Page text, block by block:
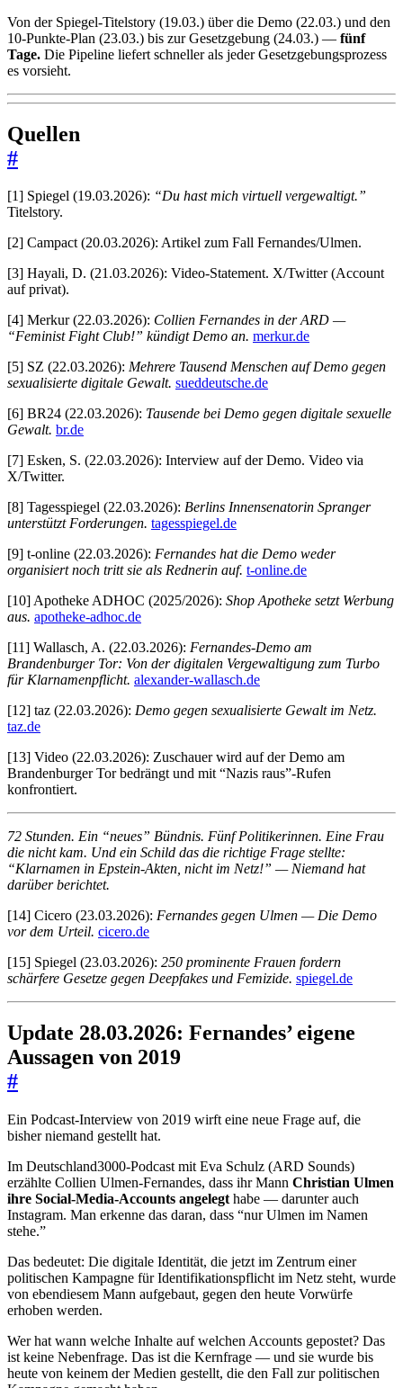
Von der Spiegel-Titelstory (19.03.) über die Demo (22.03.) und den
10-Punkte-Plan (23.03.) bis zur Gesetzgebung (24.03.) — fünf
Tage. Die Pipeline liefert schneller als jeder Gesetzgebungsprozess
es vorsieht.
Quellen
#
[1] Spiegel (19.03.2026): “Du hast mich virtuell vergewaltigt.”
Titelstory.
[2] Campact (20.03.2026): Artikel zum Fall Fernandes/Ulmen.
[3] Hayali, D. (21.03.2026): Video-Statement. X/Twitter (Account
auf privat).
[4] Merkur (22.03.2026): Collien Fernandes in der ARD —
“Feminist Fight Club!” kündigt Demo an. merkur.de
[5] SZ (22.03.2026): Mehrere Tausend Menschen auf Demo gegen
sexualisierte digitale Gewalt. sueddeutsche.de
[6] BR24 (22.03.2026): Tausende bei Demo gegen digitale sexuelle
Gewalt. br.de
[7] Esken, S. (22.03.2026): Interview auf der Demo. Video via
X/Twitter.
[8] Tagesspiegel (22.03.2026): Berlins Innensenatorin Spranger
unterstützt Forderungen. tagesspiegel.de
[9] t-online (22.03.2026): Fernandes hat die Demo weder
organisiert noch tritt sie als Rednerin auf. t-online.de
[10] Apotheke ADHOC (2025/2026): Shop Apotheke setzt Werbung
aus. apotheke-adhoc.de
[11] Wallasch, A. (22.03.2026): Fernandes-Demo am
Brandenburger Tor: Von der digitalen Vergewaltigung zum Turbo
für Klarnamenpflicht. alexander-wallasch.de
[12] taz (22.03.2026): Demo gegen sexualisierte Gewalt im Netz.
taz.de
[13] Video (22.03.2026): Zuschauer wird auf der Demo am
Brandenburger Tor bedrängt und mit “Nazis raus”-Rufen
konfrontiert.
72 Stunden. Ein “neues” Bündnis. Fünf Politikerinnen. Eine Frau
die nicht kam. Und ein Schild das die richtige Frage stellte:
“Klarnamen in Epstein-Akten, nicht im Netz!” — Niemand hat
darüber berichtet.
[14] Cicero (23.03.2026): Fernandes gegen Ulmen — Die Demo
vor dem Urteil. cicero.de
[15] Spiegel (23.03.2026): 250 prominente Frauen fordern
schärfere Gesetze gegen Deepfakes und Femizide. spiegel.de
Update 28.03.2026: Fernandes’ eigene
Aussagen von 2019
#
Ein Podcast-Interview von 2019 wirft eine neue Frage auf, die
bisher niemand gestellt hat.
Im Deutschland3000-Podcast mit Eva Schulz (ARD Sounds)
erzählte Collien Ulmen-Fernandes, dass ihr Mann Christian Ulmen
ihre Social-Media-Accounts angelegt habe — darunter auch
Instagram. Man erkenne das daran, dass “nur Ulmen im Namen
stehe.”
Das bedeutet: Die digitale Identität, die jetzt im Zentrum einer
politischen Kampagne für Identifikationspflicht im Netz steht, wurde
von ebendiesem Mann aufgebaut, gegen den heute Vorwürfe
erhoben werden.
Wer hat wann welche Inhalte auf welchen Accounts gepostet? Das
ist keine Nebenfrage. Das ist die Kernfrage — und sie wurde bis
heute von keinem der Medien gestellt, die den Fall zur politischen